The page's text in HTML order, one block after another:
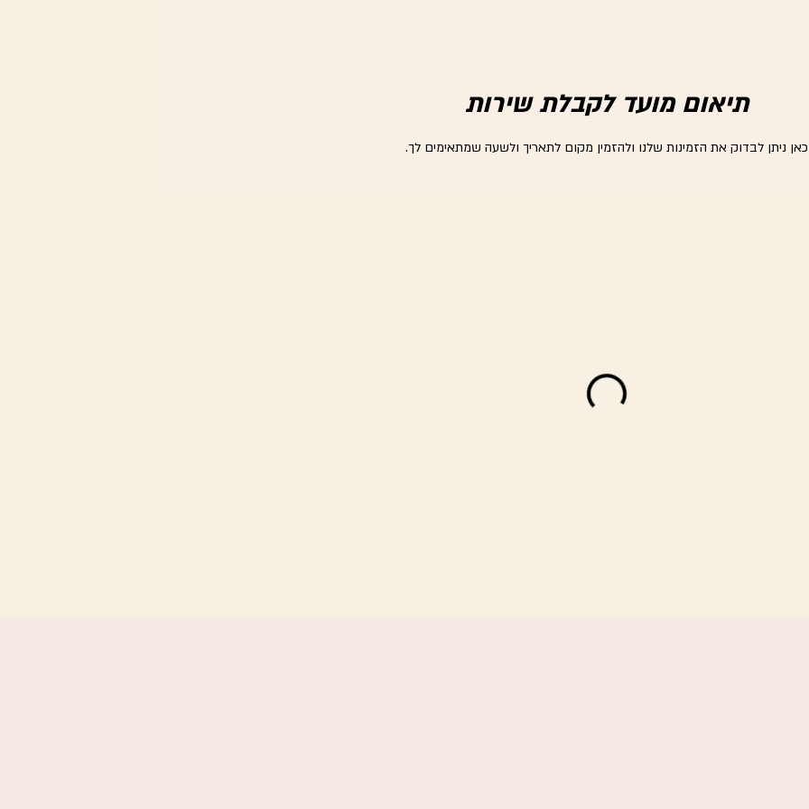
תיאום מועד לקבלת שירות
כאן ניתן לבדוק את הזמינות שלנו ולהזמין מקום לתאריך ולשעה שמתאימים לך.